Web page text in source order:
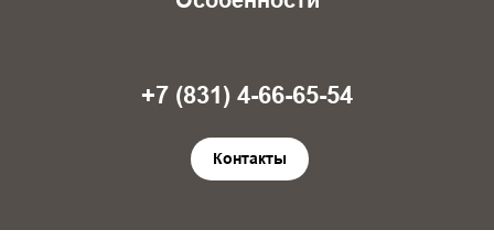
+7 (831) 4-66-65-54
Контакты